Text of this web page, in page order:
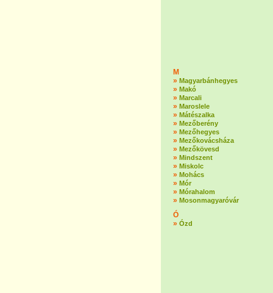
M
» Magyarbánhegyes
» Makó
» Marcali
» Maroslele
» Mátészalka
» Mezőberény
» Mezőhegyes
» Mezőkovácsháza
» Mezőkövesd
» Mindszent
» Miskolc
» Mohács
» Mór
» Mórahalom
» Mosonmagyaróvár
Ó
» Ózd